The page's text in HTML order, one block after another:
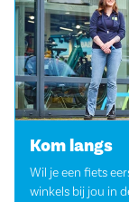
Kom langs
Wil je een fiets
winkels bij jou in